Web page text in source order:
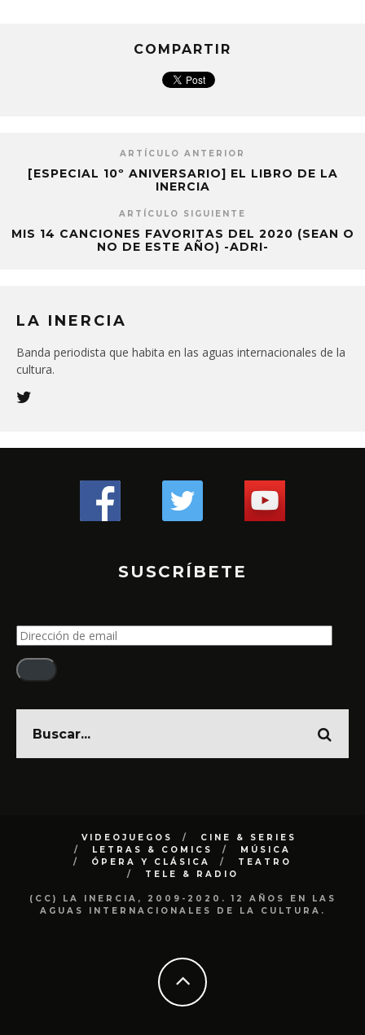
COMPARTIR
ARTÍCULO ANTERIOR
[ESPECIAL 10º ANIVERSARIO] EL LIBRO DE LA
INERCIA
ARTÍCULO SIGUIENTE
MIS 14 CANCIONES FAVORITAS DEL 2020 (SEAN O
NO DE ESTE AÑO) -ADRI-
LA INERCIA
Banda periodista que habita en las aguas internacionales de la
cultura.
SUSCRÍBETE
Dirección
de
email
VIDEOJUEGOS
CINE & SERIES
LETRAS & COMICS
MÚSICA
ÓPERA Y CLÁSICA
TEATRO
TELE & RADIO
(CC) LA INERCIA, 2009-2020. 12 AÑOS EN LAS
AGUAS INTERNACIONALES DE LA CULTURA.